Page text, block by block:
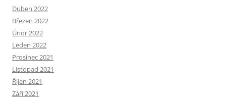
Duben 2022
Březen 2022
Únor 2022
Leden 2022
Prosinec 2021
Listopad 2021
Říjen 2021
Září 2021